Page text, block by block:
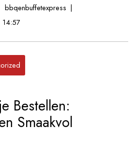
bbqenbuffetexpressBestel
Voor
|
14:57
Bestellen:
Smaakvol